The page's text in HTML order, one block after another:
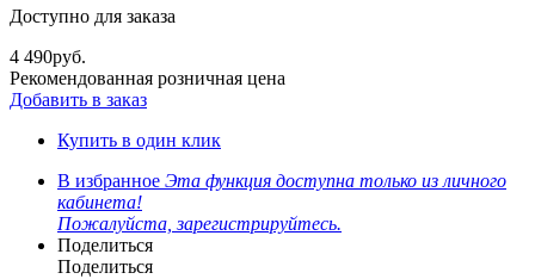
Доступно для заказа
4 490руб.
Рекомендованная розничная цена
Добавить в заказ
Купить в один клик
В избранное Эта функция доступна только из личного
кабинета!
Пожалуйста, зарегистрируйтесь.
Поделиться
Поделиться